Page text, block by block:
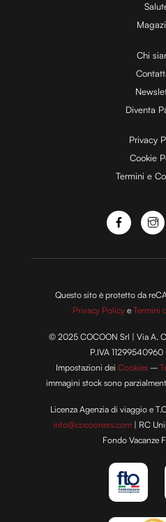
Chi
Diventa
Privacy
Cookie
Termini e
Questo sito è protetto da
Privacy Policy eTermini
© 2025 COCOON Srl | Via A.
P.IVA
Impostazioni deiCookies –
immagini stock sono
Licenza Agenzia di viaggio e
info@cocooners.com | RC
Fondo Vacanze